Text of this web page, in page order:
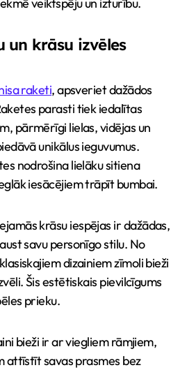
veiktspēju un izturību.
un krāsu izvēles
raketi, apsveriet dažādos
parasti tiek iedalītas
pārmērīgi lielas, vidējas un
unikālus ieguvumus.
nodrošina lielāku sitiena
iesācējiem trāpīt bumbai.
krāsu iespējas ir dažādas,
savu personīgo stilu. No
dizainiem zīmoli bieži
Šis estētiskais pievilcīgums
prieku.
bieži ir ar viegliem rāmjiem,
attīstīt savas prasmes bez